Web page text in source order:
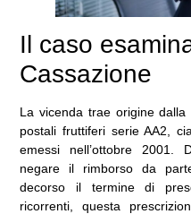
Il caso
Cassazione
La vicenda trae origine
postali fruttiferi serie AA2,
emessi nell’ottobre 2001.
negare il rimborso da
decorso il termine di
ricorrenti, questa